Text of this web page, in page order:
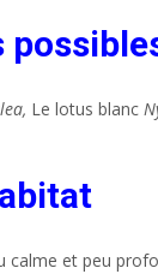
Le lotus blanc
calme et peu